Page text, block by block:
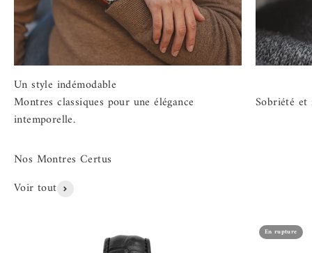
Montres classiques pour une élégance
intemporelle.
Sobriété
Voir tout
En rupture